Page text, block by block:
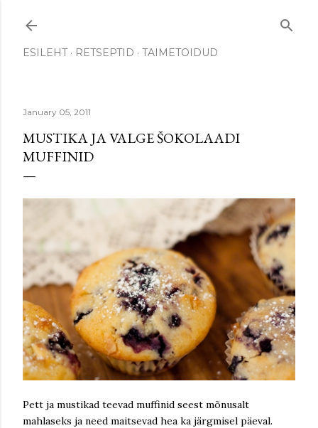
ESILEHT RETSEPTID TAIMETOIDUD
January 05, 2011
MUSTIKA JA VALGE ŠOKOLAADI
MUFFINID
Pett ja mustikad teevad muffinid seest mõnusalt
mahlaseks ja need maitsevad hea ka järgmisel päeval.